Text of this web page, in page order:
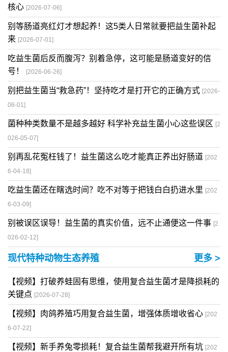
核心 [2026-07-06]
别等肠道亮红灯才想起养！这5类人日常就要把益生菌补起
来 [2026-07-01]
吃益生菌后反而腹泻？别着急停，这可能是肠道变好的信
号！
[2026-06-26]
别把益生菌当“救急药”！坚持吃才是打开它的正确方式 [2026-
06-01]
菌种种类数量不是越多越好 科学补充益生菌小心这些误区 [2
026-05-07]
别再乱花冤枉钱了！益生菌这么吃才能真正养出好肠道 [202
6-04-18]
吃益生菌还在瞎选时间？吃不对等于把钱白白扔进水里 [202
6-03-09]
别被误区误导！益生菌的真实价值，远不止通便这一件事 [2
026-02-12]
现代特种动物生态养殖 更多 >
【视频】打破养蛙固有思维，使用复合益生菌才是降损耗的
关键点 [2026-07-28]
【视频】肉鸽养殖巧用复合益生菌，增强体质增收省心 [202
6-07-22]
【视频】新手养兔零损耗！复合益生菌帮我避开所有坑 [202